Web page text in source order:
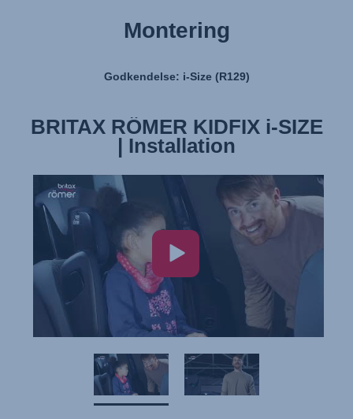
Montering
Godkendelse: i-Size (R129)
BRITAX RÖMER KIDFIX i-SIZE
| Installation
BRITAX RÖMER KIDFIX i-SIZE
| Features & Benefits